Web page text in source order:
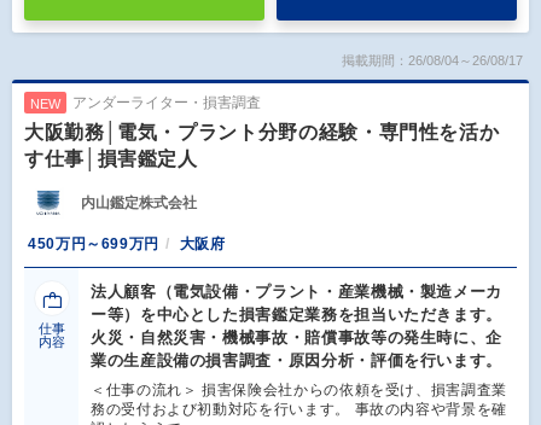
掲載期間：26/08/04～26/08/17
NEW アンダーライター・損害調査
大阪勤務│電気・プラント分野の経験・専門性を活か
す仕事│損害鑑定人
内山鑑定株式会社
450万円～699万円 大阪府
仕事
内容
法人顧客（電気設備・プラント・産業機械・製造メーカ
ー等）を中心とした損害鑑定業務を担当いただきます。
火災・自然災害・機械事故・賠償事故等の発生時に、企
業の生産設備の損害調査・原因分析・評価を行います。
＜仕事の流れ＞ 損害保険会社からの依頼を受け、損害調査業
務の受付および初動対応を行います。 事故の内容や背景を確